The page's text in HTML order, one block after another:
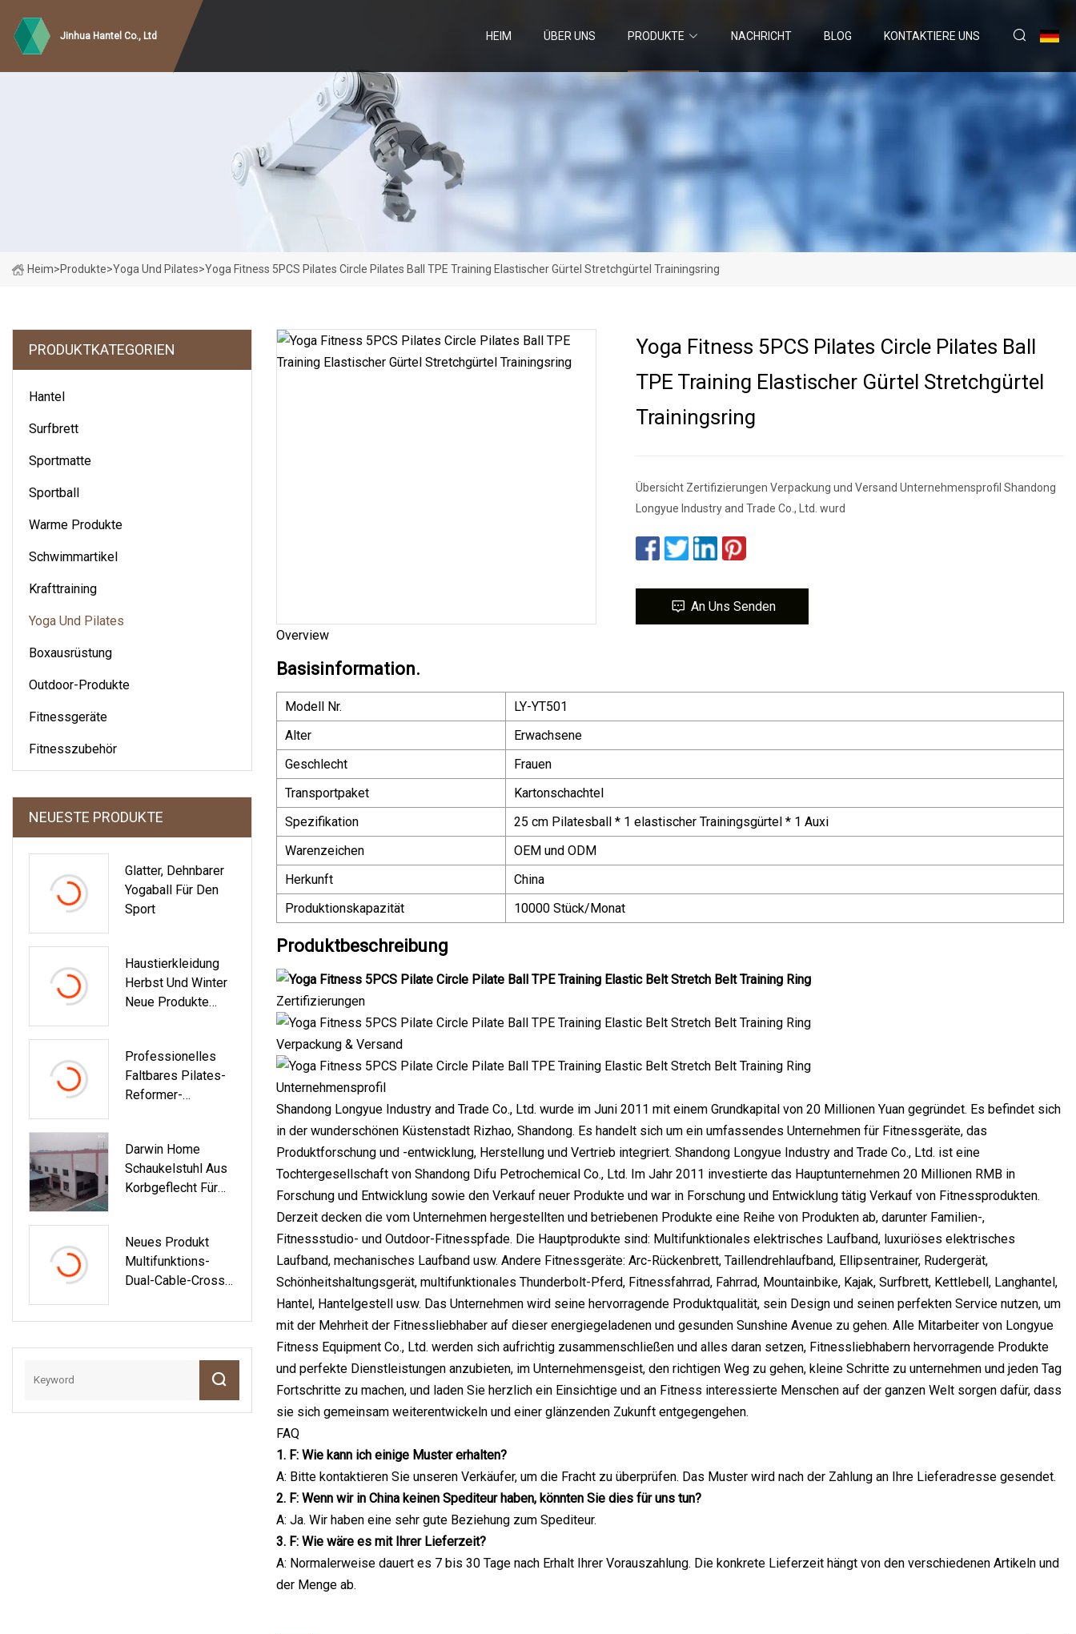
Jinhua Hantel Co., Ltd HEIM ÜBER UNS PRODUKTE NACHRICHT BLOG KONTAKTIERE UNS
Heim>Produkte>Yoga Und Pilates>Yoga Fitness 5PCS Pilates Circle Pilates Ball TPE Training Elastischer Gürtel Stretchgürtel Trainingsring
PRODUKTKATEGORIEN
Hantel
Surfbrett
Sportmatte
Sportball
Warme Produkte
Schwimmartikel
Krafttraining
Yoga Und Pilates
Boxausrüstung
Outdoor-Produkte
Fitnessgeräte
Fitnesszubehör
NEUESTE PRODUKTE
Glatter, Dehnbarer
Yogaball Für Den
Sport
Haustierkleidung
Herbst Und Winter
Neue Produkte
Neujahr Festliche
Weihnachten Elch
Paar Kleid Rock
Professionelles
Faltbares Pilates-
Reformer-
Zusammenklappbar
Es Yoga-Pilates
Darwin Home
Schaukelstuhl Aus
Korbgeflecht Für
Innenbalkon,
Rattan-Außenmöbel
Neues Produkt
Multifunktions-
Dual-Cable-Cross-
Cable Cross)
Yoga Fitness 5PCS Pilates Circle Pilates Ball
TPE Training Elastischer Gürtel Stretchgürtel
Trainingsring
Übersicht Zertifizierungen Verpackung und Versand Unternehmensprofil Shandong
Longyue Industry and Trade Co., Ltd. wurd
An Uns Senden
Overview
Basisinformation.
Modell Nr.
LY-YT501
Alter
Erwachsene
Geschlecht
Frauen
Transportpaket
Kartonschachtel
Spezifikation
25 cm Pilatesball * 1 elastischer Trainingsgürtel * 1 Auxi
Warenzeichen
OEM und ODM
Herkunft
China
Produktionskapazität
10000 Stück/Monat
Produktbeschreibung
Zertifizierungen
Verpackung & Versand
Unternehmensprofil
Shandong Longyue Industry and Trade Co., Ltd. wurde im Juni 2011 mit einem Grundkapital von 20 Millionen Yuan gegründet. Es befindet sich
in der wunderschönen Küstenstadt Rizhao, Shandong. Es handelt sich um ein umfassendes Unternehmen für Fitnessgeräte, das
Produktforschung und -entwicklung, Herstellung und Vertrieb integriert. Shandong Longyue Industry and Trade Co., Ltd. ist eine
Tochtergesellschaft von Shandong Difu Petrochemical Co., Ltd. Im Jahr 2011 investierte das Hauptunternehmen 20 Millionen RMB in
Forschung und Entwicklung sowie den Verkauf neuer Produkte und war in Forschung und Entwicklung tätig Verkauf von Fitnessprodukten.
Derzeit decken die vom Unternehmen hergestellten und betriebenen Produkte eine Reihe von Produkten ab, darunter Familien-,
Fitnessstudio- und Outdoor-Fitnesspfade. Die Hauptprodukte sind: Multifunktionales elektrisches Laufband, luxuriöses elektrisches
Laufband, mechanisches Laufband usw. Andere Fitnessgeräte: Arc-Rückenbrett, Taillendrehlaufband, Ellipsentrainer, Rudergerät,
Schönheitshaltungsgerät, multifunktionales Thunderbolt-Pferd, Fitnessfahrrad, Fahrrad, Mountainbike, Kajak, Surfbrett, Kettlebell, Langhantel,
Hantel, Hantelgestell usw. Das Unternehmen wird seine hervorragende Produktqualität, sein Design und seinen perfekten Service nutzen, um
mit der Mehrheit der Fitnessliebhaber auf dieser energiegeladenen und gesunden Sunshine Avenue zu gehen. Alle Mitarbeiter von Longyue
Fitness Equipment Co., Ltd. werden sich aufrichtig zusammenschließen und alles daran setzen, Fitnessliebhabern hervorragende Produkte
und perfekte Dienstleistungen anzubieten, im Unternehmensgeist, den richtigen Weg zu gehen, kleine Schritte zu unternehmen und jeden Tag
Fortschritte zu machen, und laden Sie herzlich ein Einsichtige und an Fitness interessierte Menschen auf der ganzen Welt sorgen dafür, dass
sie sich gemeinsam weiterentwickeln und einer glänzenden Zukunft entgegengehen.
FAQ
1. F: Wie kann ich einige Muster erhalten?
A: Bitte kontaktieren Sie unseren Verkäufer, um die Fracht zu überprüfen. Das Muster wird nach der Zahlung an Ihre Lieferadresse gesendet.
2. F: Wenn wir in China keinen Spediteur haben, könnten Sie dies für uns tun?
A: Ja. Wir haben eine sehr gute Beziehung zum Spediteur.
3. F: Wie wäre es mit Ihrer Lieferzeit?
A: Normalerweise dauert es 7 bis 30 Tage nach Erhalt Ihrer Vorauszahlung. Die konkrete Lieferzeit hängt von den verschiedenen Artikeln und
der Menge ab.